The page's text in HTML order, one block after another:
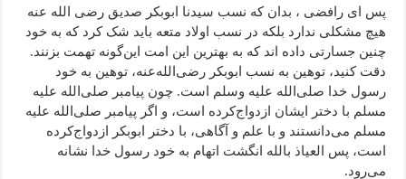
پس ای رافضی ، بدان که نسب سیدنا ابوبکر صدیق رضی الله عنه
هیچ مشکلی ندارد بلکه در نسب اولاد متعه باید شک کرد که به خود
چنین جسارتی داده اند که به بهترین این امت این‌گونه تهمت بزنند.
دقت کنید، توهین به نسب ابوبکر رضی‌الله‌عنه، توهین به خود
رسول خدا صلی‌الله علیه وسلم است. چون پیامبر صلی‌الله علیه
مسلم با دختر ایشان ازدواج‌کرده است، و اگر پیامبر صلی‌الله علیه
مسلم می‌دانستند و با علم و آگاهی، با دختر ابوبکر ازدواج‌کرده
است، پس العیاذ بالله انگشت اتهام به خود رسول خدا نشانه
می‌رود.